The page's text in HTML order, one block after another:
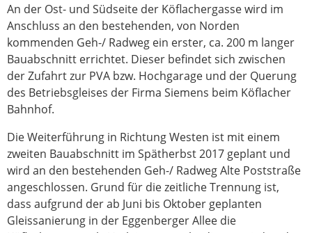
An der Ost- und Südseite der Köflachergasse wird im
Anschluss an den bestehenden, von Norden
kommenden Geh-/ Radweg ein erster, ca. 200 m langer
Bauabschnitt errichtet. Dieser befindet sich zwischen
der Zufahrt zur PVA bzw. Hochgarage und der Querung
des Betriebsgleises der Firma Siemens beim Köflacher
Bahnhof.
Die Weiterführung in Richtung Westen ist mit einem
zweiten Bauabschnitt im Spätherbst 2017 geplant und
wird an den bestehenden Geh-/ Radweg Alte Poststraße
angeschlossen. Grund für die zeitliche Trennung ist,
dass aufgrund der ab Juni bis Oktober geplanten
Gleissanierung in der Eggenberger Allee die